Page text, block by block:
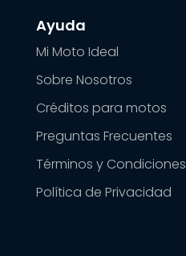
Ayuda
Mi Moto Ideal
Sobre Nosotros
Créditos para motos
Preguntas Frecuentes
Términos y Condiciones
Política de Privacidad